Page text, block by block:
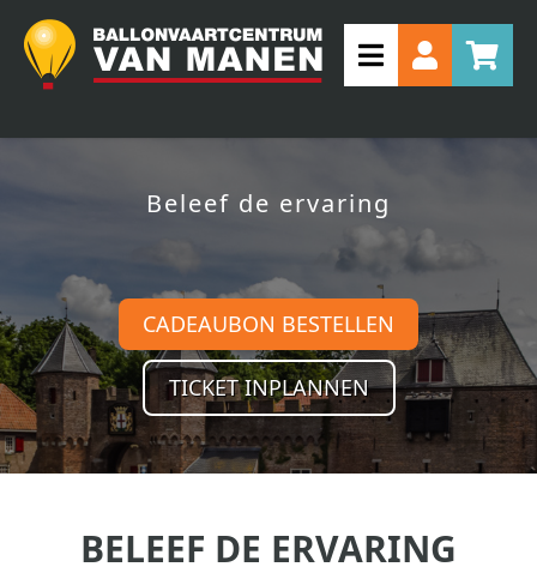
Beleef de ervaring
CADEAUBON BESTELLEN
TICKET INPLANNEN
BELEEF DE ERVARING